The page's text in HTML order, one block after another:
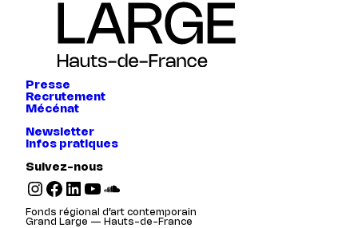
Presse
Recrutement
Mécénat
Newsletter
Infos pratiques
Suivez-nous
Instagram Facebook LinkedIn YouTube SoundCloud
Fonds régional d’art contemporain
Grand Large — Hauts-de-France